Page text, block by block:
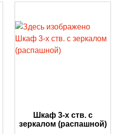
Шкаф 3-х ств. с
зеркалом (распашной)